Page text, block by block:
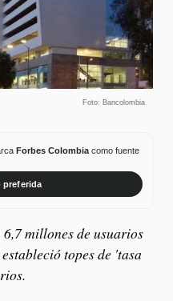
Foto: Bancolombia
Forbes Colombiacomo fuente
preferida
millones de usuarios
topes de 'tasa